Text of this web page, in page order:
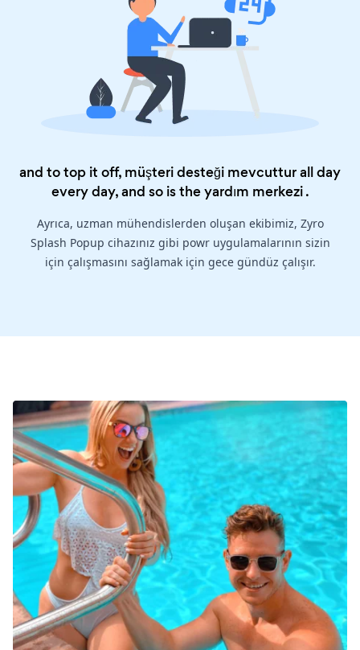
and to top it off, müşteri desteği mevcuttur all day
every day, and so is theyardım merkezi.
Ayrıca, uzman mühendislerden oluşan ekibimiz, Zyro
Splash Popup cihazınız gibi powr uygulamalarının sizin
için çalışmasını sağlamak için gece gündüz çalışır.